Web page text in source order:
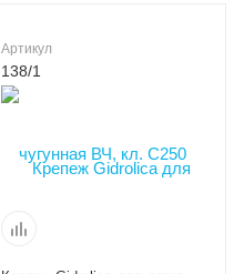
Артикул
138/1